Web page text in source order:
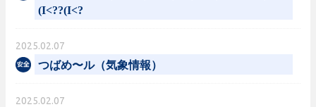
(I<??(I<?
2025.02.07
つばめ〜ル（気象情報）
2025.02.07